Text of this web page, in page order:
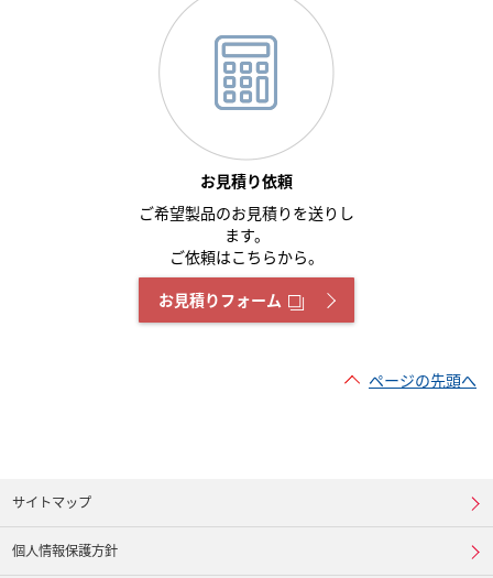
お見積り依頼
ご希望製品のお見積りを送りし
ます。
ご依頼はこちらから。
お見積りフォーム
ページの先頭へ
サイトマップ
個人情報保護方針